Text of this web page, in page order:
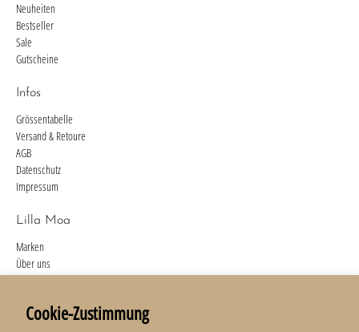
Cookie-Zustimmung
Neuheiten
Bestseller
Sale
Gutscheine
Infos
Grössentabelle
Versand & Retoure
AGB
Datenschutz
Impressum
Lilla Moa
Marken
Über uns
Newsletter